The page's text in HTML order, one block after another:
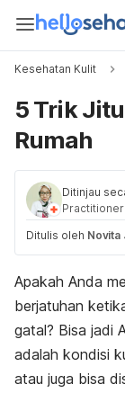
Kesehatan Kulit
5 Trik
Rumah
Ditinjau
Practitioner
Ditulis oleh Novita
Apakah Anda
berjatuhan
gatal? Bisa jadi
adalah kondisi
atau juga bisa